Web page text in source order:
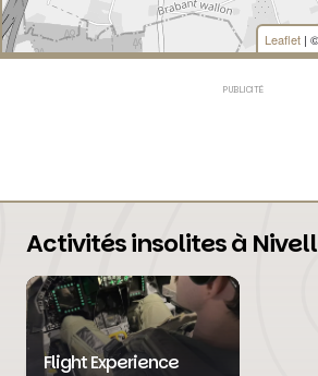
Leaflet |
PUBLICITÉ
Activités insolites à
Flight Experience